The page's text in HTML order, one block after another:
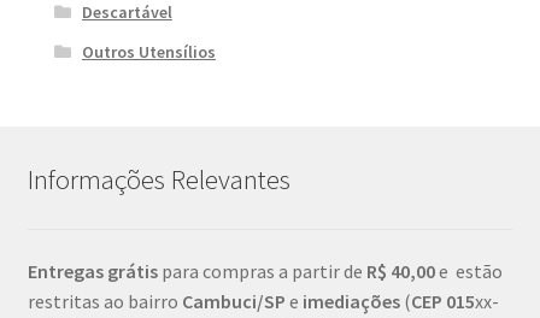
Descartável
Outros Utensílios
Informações Relevantes
Entregas grátis para compras a partir de R$ 40,00e estão
restritas ao bairro Cambuci/SP e imediações(CEP 015xx-